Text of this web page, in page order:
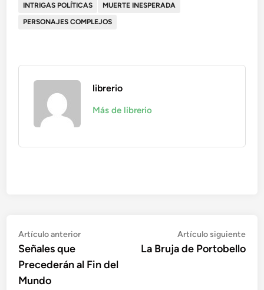
INTRIGAS POLÍTICAS
MUERTE INESPERADA
PERSONAJES COMPLEJOS
librerio
Más de librerio
Navegación
de
entradas
Artículo anteriorArtículo
Señales que
Precederán al Fin del
Mundo
Artículo siguiente
La Bruja de Portobello